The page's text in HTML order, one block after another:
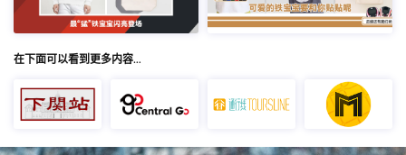
在下面可以看到更多内容…